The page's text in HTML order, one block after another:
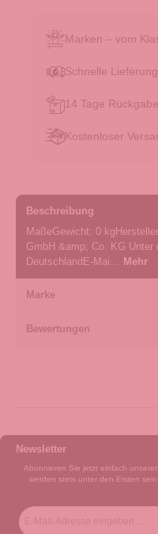
Marken – vom
Schnelle
14 Tage
Kostenloser
Beschreibung
MaßeGewicht: 0
GmbH &amp; Co. KG Unter
DeutschlandE-Mai…
Mehr
Marke
Bewertungen
Newsletter
Abonnieren Sie jetzt einfach
werden stets unter den Ersten